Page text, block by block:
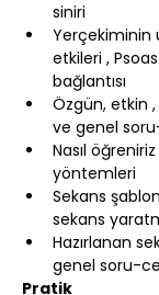
siniri
Yerçekiminin
etkileri ,
bağlantısı
Özgün, etkin
ve genel
Nasıl
yöntemleri
Sekans
sekans
Hazırlanan
genel soru-
Pratik